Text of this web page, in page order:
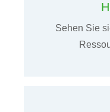
Sehen Sie